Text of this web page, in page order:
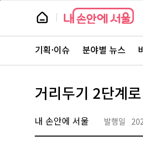
본
뉴
스
뉴
스
주
서
바
로
기획·이슈 분야별 뉴스
거리두기 2단계
내 손안에 서울 발행일
페